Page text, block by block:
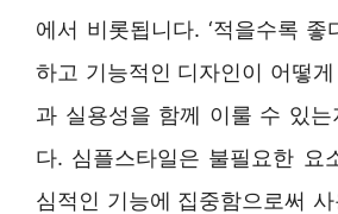
에서 비롯됩니다. ‘적을수록 좋
하고 기능적인 디자인이 어떻
과 실용성을 함께 이룰 수 있는
다. 심플스타일은 불필요한 요
심적인 기능에 집중함으로써